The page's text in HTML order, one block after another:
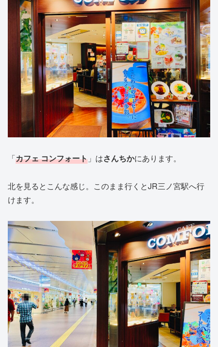
「カフェコンフォート 」はさんちかにあります。
北を見るとこんな感じ。このまま行くとJR三ノ宮駅へ行
けます。